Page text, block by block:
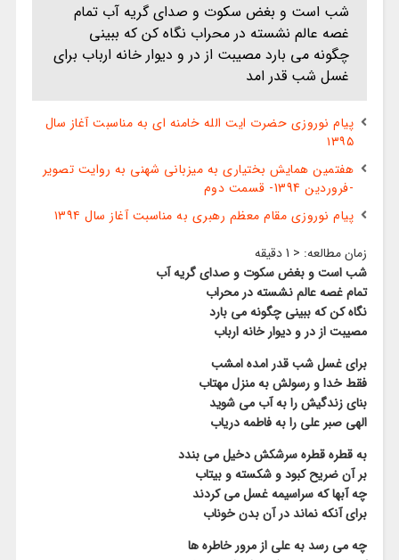
شب است و بغض سکوت و صدای گریه آب تمام
غصه عالم نشسته در محراب نگاه کن که ببینی
چگونه می بارد مصیبت از در و دیوار خانه ارباب برای
غسل شب قدر امد
پیام نوروزی حضرت ایت الله خامنه ای به مناسبت آغاز سال
۱۳۹۵
هفتمین همایش بختیاری به میزبانی شهنی به روایت تصویر
-فروردین 1394- قسمت دوم
پیام نوروزی مقام معظم رهبری به مناسبت آغاز سال ۱۳۹۴
زمان مطالعه: < 1 دقیقه
شب است و بغض سکوت و صدای گریه آب
تمام غصه عالم نشسته در محراب
نگاه کن که ببینی چگونه می بارد
مصیبت از در و دیوار خانه ارباب
برای غسل شب قدر امده امشب
فقط خدا و رسولش به منزل مهتاب
بنای زندگیش را به آب می شوید
الهی صبر علی را به فاطمه دریاب
به قطره قطره سرشکش دخیل می بندد
بر آن ضریح کبود و شکسته و بیتاب
چه آبها که سراسیمه غسل می کردند
برای آنکه نماند در آن بدن خوناب
چه می رسد به علی از مرور خاطره ها